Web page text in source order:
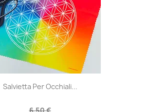
Salvietta Per Occhiali...